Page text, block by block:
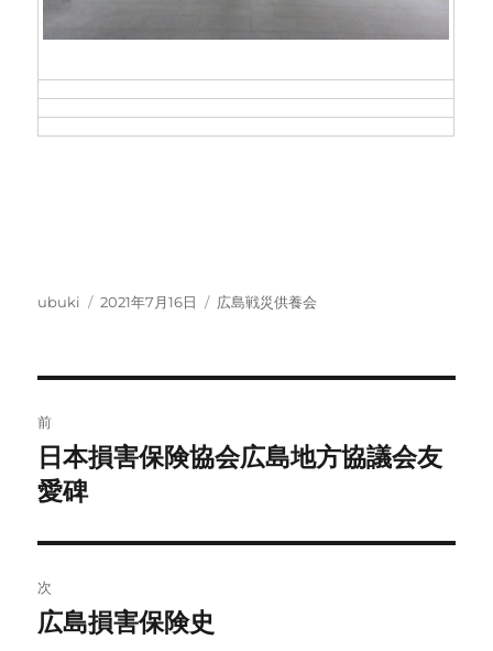
投
ubuki
投
2021年7月16日
カ
広島戦災供養会
稿
ナ
ビ
ゲ
ー
前
前
の
稿:
日本損害保険協会広島地方協議会友
愛碑
次
次
広島損害保険史